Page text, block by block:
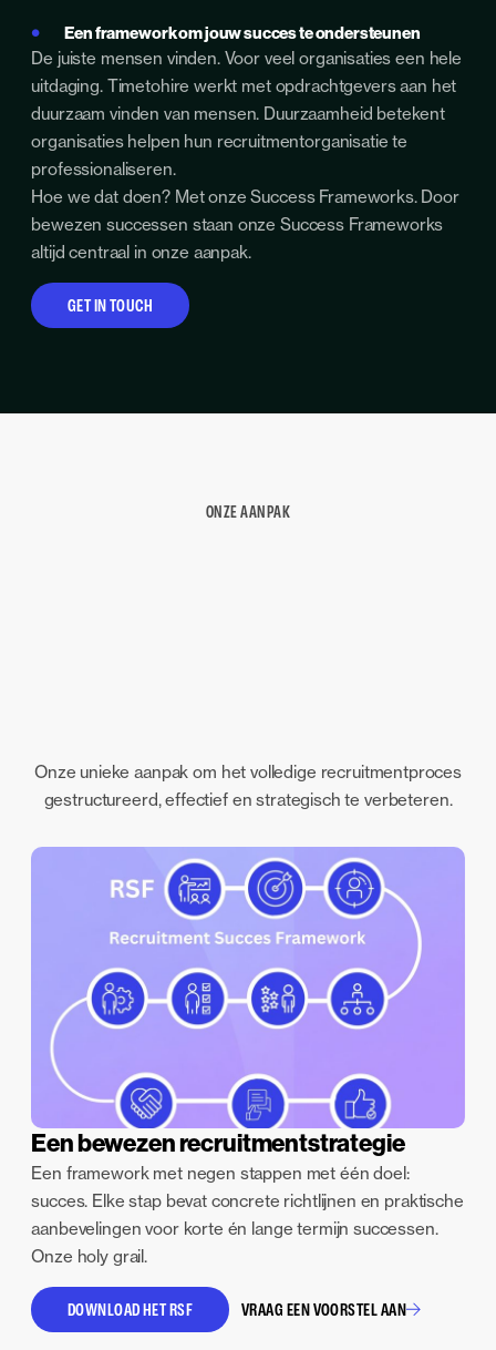
Een framework om jouw succes te ondersteunen
De juiste mensen vinden. Voor veel organisaties een hele
uitdaging. Timetohire werkt met opdrachtgevers aan het
duurzaam vinden van mensen. Duurzaamheid betekent
organisaties helpen hun recruitmentorganisatie te
professionaliseren.
Hoe we dat doen? Met onze Success Frameworks. Door
bewezen successen staan onze Success Frameworks
altijd centraal in onze aanpak.
GET IN TOUCH
ONZE AANPAK
Onze unieke aanpak om het volledige recruitmentproces
gestructureerd, effectief en strategisch te verbeteren.
Een bewezen recruitmentstrategie
Een framework met negen stappen met één doel:
succes. Elke stap bevat concrete richtlijnen en praktische
aanbevelingen voor korte én lange termijn successen.
Onze holy grail.
DOWNLOAD HET RSF VRAAG EEN VOORSTEL AAN